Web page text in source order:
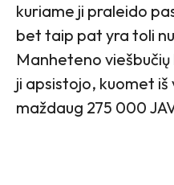
kuriame ji praleido
bet taip pat yra toli
Manheteno viešbučių
ji apsistojo, kuomet iš
maždaug 275 000